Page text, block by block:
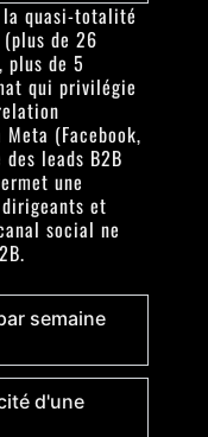
la quasi-totalité
de 26
plus de 5
qui privilégie
(Facebook,
leads B2B
une
et
social ne
semaine
d'une